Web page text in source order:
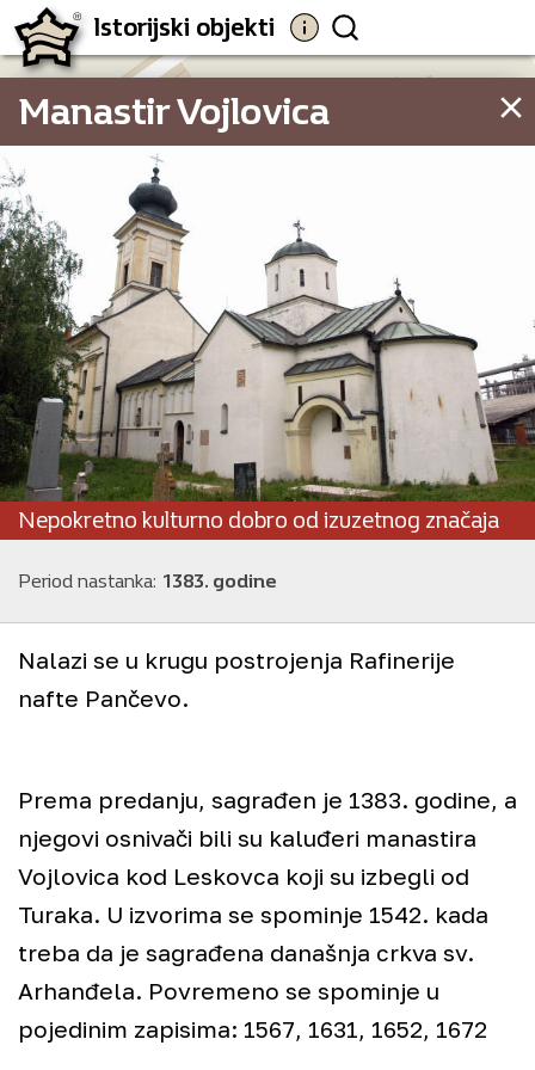
Istorijski objekti
Manastir Vojlovica
Nepokretno kulturno dobro od izuzetnog značaja
Period nastanka: 1383. godine
Nalazi se u krugu postrojenja Rafinerije
nafte Pančevo.
Prema predanju, sagrađen je 1383. godine, a
njegovi osnivači bili su kaluđeri manastira
Vojlovica kod Leskovca koji su izbegli od
Turaka. U izvorima se spominje 1542. kada
treba da je sagrađena današnja crkva sv.
Arhanđela. Povremeno se spominje u
pojedinim zapisima: 1567, 1631, 1652, 1672